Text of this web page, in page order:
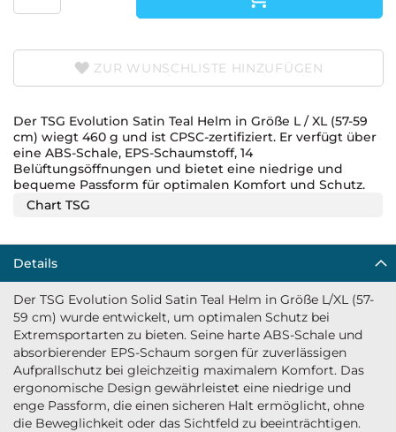
ZUR WUNSCHLISTE HINZUFÜGEN
Der TSG Evolution Satin Teal Helm in Größe L / XL (57-59
cm) wiegt 460 g und ist CPSC-zertifiziert. Er verfügt über
eine ABS-Schale, EPS-Schaumstoff, 14
Belüftungsöffnungen und bietet eine niedrige und
bequeme Passform für optimalen Komfort und Schutz.
Chart TSG
Details
Der TSG Evolution Solid Satin Teal Helm in Größe L/XL (57-
59 cm) wurde entwickelt, um optimalen Schutz bei
Extremsportarten zu bieten. Seine harte ABS-Schale und
absorbierender EPS-Schaum sorgen für zuverlässigen
Aufprallschutz bei gleichzeitig maximalem Komfort. Das
ergonomische Design gewährleistet eine niedrige und
enge Passform, die einen sicheren Halt ermöglicht, ohne
die Beweglichkeit oder das Sichtfeld zu beeinträchtigen.